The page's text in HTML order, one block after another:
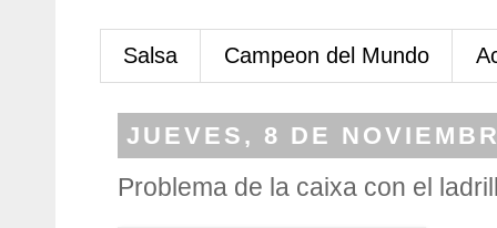
Salsa Campeon del Mundo
JUEVES, 8 DE
Problema de la caixa con el